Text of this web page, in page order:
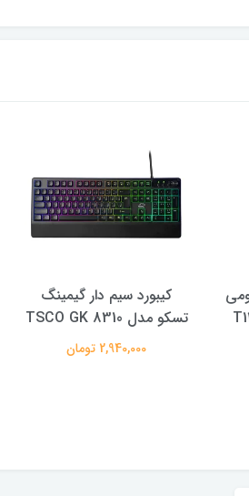
کیبورد سیم دار گیمینگ
تسکو مدل TSCO GK 8310
2,940,000 تومان